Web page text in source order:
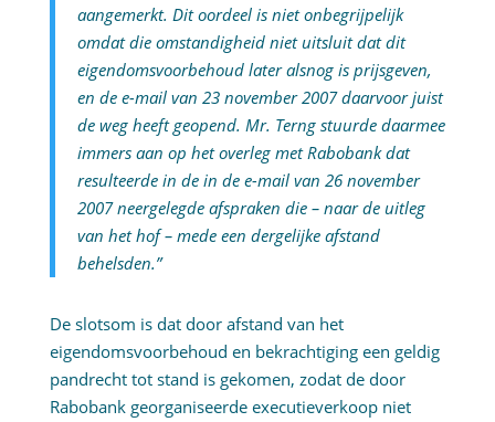
aangemerkt. Dit oordeel is niet onbegrijpelijk
omdat die omstandigheid niet uitsluit dat dit
eigendomsvoorbehoud later alsnog is prijsgeven,
en de e-mail van 23 november 2007 daarvoor juist
de weg heeft geopend. Mr. Terng stuurde daarmee
immers aan op het overleg met Rabobank dat
resulteerde in de in de e-mail van 26 november
2007 neergelegde afspraken die – naar de uitleg
van het hof – mede een dergelijke afstand
behelsden.”
De slotsom is dat door afstand van het
eigendomsvoorbehoud en bekrachtiging een geldig
pandrecht tot stand is gekomen, zodat de door
Rabobank georganiseerde executieverkoop niet